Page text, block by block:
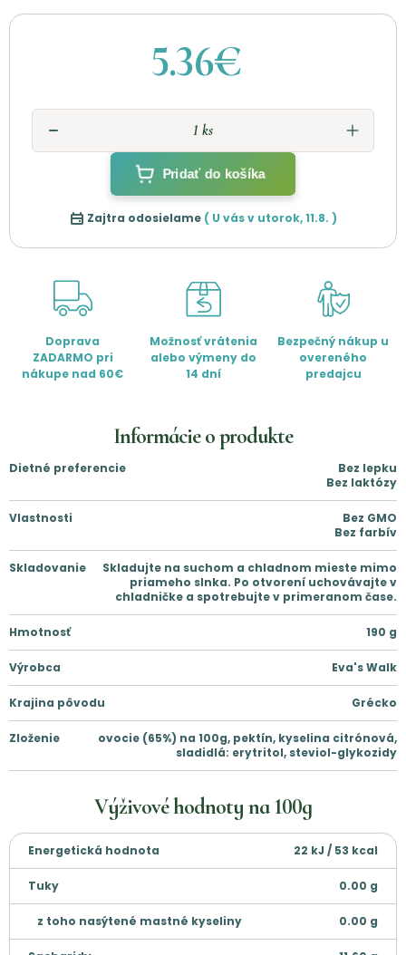
5.36€
Pridať do košíka
Zajtra odosielame ( U vás v utorok,11.8. )
Doprava
ZADARMO pri
nákupe nad 60€
Možnosť vrátenia
alebo výmeny do
14 dní
Bezpečný nákup u
overeného
predajcu
Informácie o produkte
Dietné preferencie
Bez lepku
Bez laktózy
Vlastnosti
Bez GMO
Bez farbív
Skladovanie
Skladujte na suchom a chladnom mieste mimo
priameho slnka. Po otvorení uchovávajte v
chladničke a spotrebujte v primeranom čase.
Hmotnosť 190 g
Výrobca Eva's Walk
Krajina pôvodu Grécko
Zloženie
ovocie (65%) na 100g, pektín, kyselina citrónová,
sladidlá: erytritol, steviol-glykozidy
Výživové hodnoty na100g
Energetická hodnota 22 kJ / 53 kcal
Tuky 0.00 g
z toho nasýtené mastné kyseliny 0.00 g